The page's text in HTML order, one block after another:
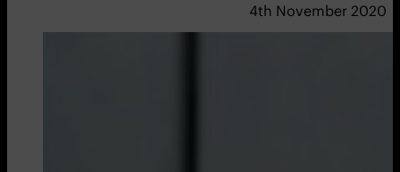
4th November 2020